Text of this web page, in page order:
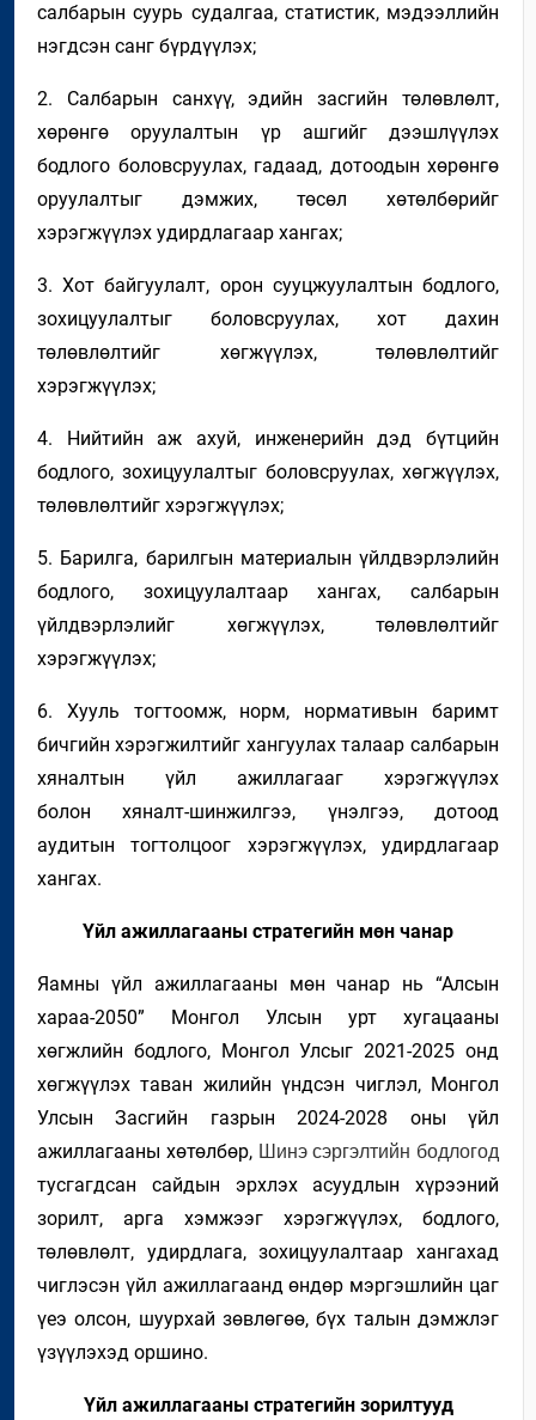
салбарын суурь судалгаа, статистик,мэдээллийн
нэгдсэн санг бүрдүүлэх;
2. Салбарын санхүү, эдийн засгийн төлөвлөлт,
хөрөнгө оруулалтын үр ашгийгдээшлүүлэх
бодлого боловсруулах, гадаад, дотоодын хөрөнгө
оруулалтыг дэмжих, төсөл хөтөлбөрийг
хэрэгжүүлэх удирдлагаар хангах;
3. Хот байгуулалт, орон сууцжуулалтын бодлого,
зохицуулалтыг боловсруулах, хот дахин
төлөвлөлтийг хөгжүүлэх, төлөвлөлтийг
хэрэгжүүлэх;
4. Нийтийн аж ахуй, инженерийн дэд бүтцийн
бодлого, зохицуулалтыг боловсруулах, хөгжүүлэх,
төлөвлөлтийг хэрэгжүүлэх;
5. Барилга, барилгын материалын үйлдвэрлэлийн
бодлого, зохицуулалтаар хангах, салбарын
үйлдвэрлэлийг хөгжүүлэх, төлөвлөлтийг
хэрэгжүүлэх;
6. Хууль тогтоомж, норм, нормативын баримт
бичгийн хэрэгжилтийг хангуулахталаар салбарын
хяналтын үйл ажиллагааг хэрэгжүүлэх
болонхяналт-шинжилгээ, үнэлгээ,дотоод
аудитын тогтолцоог хэрэгжүүлэх, удирдлагаар
хангах.
Үйл ажиллагааны стратегийн мөн чанар
Яамны үйл ажиллагааны мөн чанар нь “Алсын
хараа-2050” Монгол Улсын урт хугацааны
хөгжлийн бодлого, Монгол Улсыг 2021-2025 онд
хөгжүүлэх таван жилийн үндсэн чиглэл,Монгол
Улсын Засгийн газрын 2024-2028 оны үйл
ажиллагааны хөтөлбөр, Шинэ сэргэлтийн бодлогод
тусгагдсан сайдын эрхлэх асуудлын хүрээний
зорилт, арга хэмжээг хэрэгжүүлэх, бодлого,
төлөвлөлт, удирдлага, зохицуулалтаар хангахад
чиглэсэн үйл ажиллагаанд өндөр мэргэшлийн цаг
үеэ олсон, шуурхай зөвлөгөө, бүх талын дэмжлэг
үзүүлэхэд оршино.
Үйл ажиллагааны стратегийн зорилтууд